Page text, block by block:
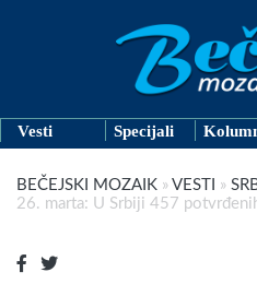
Vesti Specijali
BEČEJSKI MOZAIK » VESTI »
26. marta: U Srbiji 457